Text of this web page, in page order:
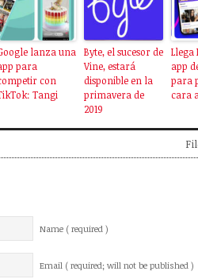
lanza una
para
con
Tangi
Byte, el sucesor de
Vine, estará
disponible en la
primavera de
2019
Llega
app
para
cara
Name ( required )
Email ( required; will not be published )